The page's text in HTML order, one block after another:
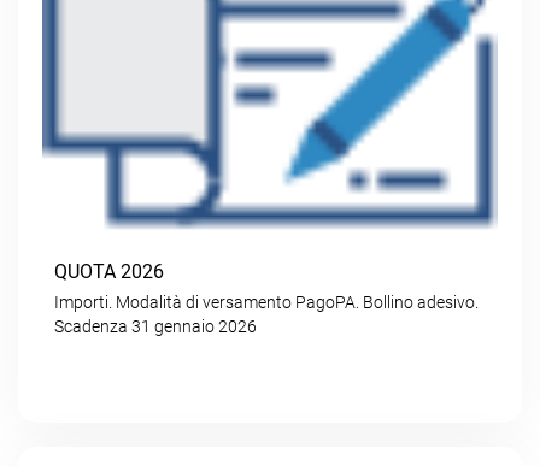
QUOTA 2026
Importi. Modalità di versamento PagoPA. Bollino adesivo.
Scadenza 31 gennaio 2026